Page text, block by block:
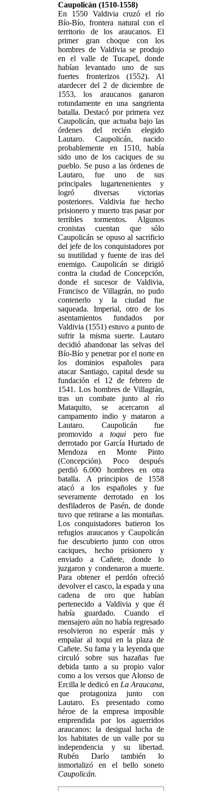
Caupolicán (1510-1558)
En 1550 Valdivia cruzó el río
Bío-Bío, frontera natural con el
territorio de los araucanos. El
primer gran choque con los
hombres de Valdivia se produjo
en el valle de Tucapel, donde
habían levantado uno de sus
fuertes fronterizos (1552). Al
atardecer del 2 de diciembre de
1553, los araucanos ganaron
rotundamente en una sangrienta
batalla. Destacó por primera vez
Caupolicán, que actuaba bajo las
órdenes del recién elegido
Lautaro. Caupolicán, nacido
probablemente en 1510, había
sido uno de los caciques de su
pueblo. Se puso a las órdenes de
Lautaro, fue uno de sus
principales lugartenenientes y
logró diversas victorias
posteriores. Valdivia fue hecho
prisionero y muerto tras pasar por
terribles tormentos. Algunos
cronistas cuentan que sólo
Caupolicán se opuso al sacrificio
del jefe de los conquistadores por
su inutilidad y fuente de iras del
enemigo. Caupolicán se dirigió
contra la ciudad de Concepción,
donde el sucesor de Valdivia,
Francisco de Villagrán, no pudo
contenerlo y la ciudad fue
saqueada. Imperial, otro de los
asentamientos fundados por
Valdivia (1551) estuvo a punto de
sufrir la misma suerte. Lautaro
decidió abandonar las selvas del
Bío-Bío y penetrar por el norte en
los dominios españoles para
atacar Santiago, capital desde su
fundación el 12 de febrero de
1541. Los hombres de Villagrán,
tras un combate junto al río
Mataquito, se acercaron al
campamento indio y mataron a
Lautaro. Caupolicán fue
promovido a toqui pero fue
derrotado por García Hurtado de
Mendoza en Monte Pinto
(Concepción). Poco después
perdió 6.000 hombres en otra
batalla. A principios de 1558
atacó a los españoles y fue
severamente derrotado en los
desfiladeros de Pasén, de donde
tuvo que retirarse a las montañas.
Los conquistadores batieron los
refugios araucanos y Caupolicán
fue descubierto junto con otros
caciques, hecho prisionero y
enviado a Cañete, donde lo
juzgaron y condenaron a muerte.
Para obtener el perdón ofreció
devolver el casco, la espada y una
cadena de oro que habían
pertenecido a Valdivia y que él
había guardado. Cuando el
mensajero aún no había regresado
resolvieron no esperár más y
empalar al toqui en la plaza de
Cañete. Su fama y la leyenda que
circuló sobre sus hazañas fue
debida tanto a su propio valor
como a los versos que Alonso de
Ercilla le dedicó en La Araucana,
que protagoniza junto con
Lautaro. Es presentado como
héroe de la empresa imposible
emprendida por los aguerridos
araucanos: la desigual lucha de
los habitates de un valle por su
independencia y su libertad.
Rubén Darío también lo
inmortalizó en el bello soneto
Caupolicán.